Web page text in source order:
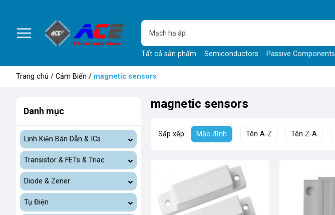
Tất cả sản phẩm Semiconductors Passive Components
Trang chủ / Cảm Biến / magnetic sensors
Danh mục
Linh Kiện Bán Dẫn & ICs
Transistor & FETs & Triac
Diode & Zener
Tụ Điện
magnetic sensors
Sắp xếp: Mặc định Tên A-Z Tên Z-A